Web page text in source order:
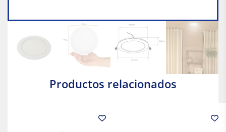
Productos relacionados